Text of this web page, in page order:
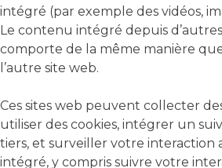
intégré (par exemple des vidéos,
Le contenu intégré depuis
comporte de la même manière
l’autre site web.
Ces sites web peuvent collecter
utiliser des cookies, intégrer un
tiers, et surveiller votre interaction
intégré, y compris suivre votre